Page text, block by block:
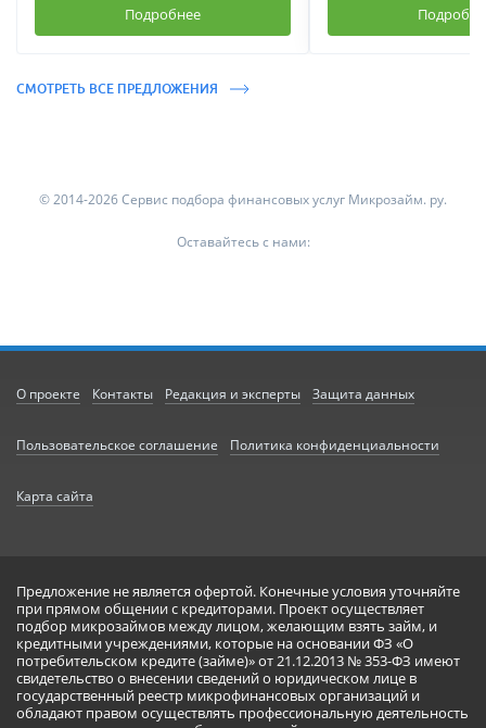
Подробнее
СМОТРЕТЬ ВСЕ ПРЕДЛОЖЕНИЯ
© 2014-2026 Сервис подбора финансовых услуг Микрозайм. ру.
Оставайтесь с нами:
О проекте Контакты Редакция и эксперты Защита данных
Пользовательское соглашение Политика конфиденциальности
Карта сайта
Предложение не является офертой. Конечные условия уточняйте
при прямом общении с кредиторами. Проект осуществляет
подбор микрозаймов между лицом, желающим взять займ, и
кредитными учреждениями, которые на основании ФЗ «О
потребительском кредите (займе)» от 21.12.2013 № 353-ФЗ имеют
свидетельство о внесении сведений о юридическом лице в
государственный реестр микрофинансовых организаций и
обладают правом осуществлять профессиональную деятельность